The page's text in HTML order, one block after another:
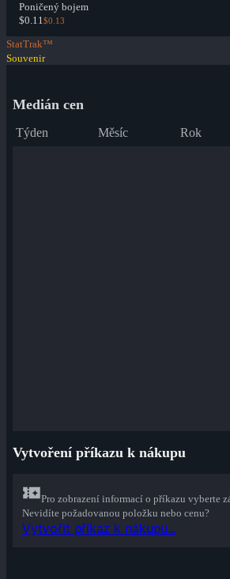
Poničený bojem
$0.11$0.13
StatTrak™
Souvenir
Medián cen
Týden Měsíc Rok
Vytvoření příkazu k nákupu
Pro zobrazení informací o příkazu vyberte
Nevidíte požadovanou položku nebo cenu?
Vytvořit příkaz k nákupu...